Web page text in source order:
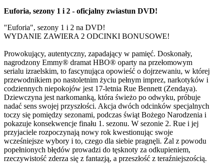
Euforia, sezony 1 i 2 - oficjalny zwiastun DVD!
"Euforia", sezony 1 i 2 na DVD!
WYDANIE ZAWIERA 2 ODCINKI BONUSOWE!
Prowokujący, autentyczny, zapadający w pamięć. Doskonały,
nagrodzony Emmy® dramat HBO® oparty na przełomowym
serialu izraelskim, to fascynująca opowieść o dojrzewaniu, w której
przewodnikiem po nastoletnim życiu pełnym imprez, narkotyków i
codziennych niepokojów jest 17-letnia Rue Bennett (Zendaya).
Dziewczyna jest narkomanką, która świeżo po odwyku, próbuje
nadać sens swojej przyszłości. Akcja dwóch odcinków specjalnych
toczy się pomiędzy sezonami, podczas świąt Bożego Narodzenia i
pokazuje konsekwencje finału 1. sezonu. W sezonie 2. Rue i jej
przyjaciele rozpoczynają nowy rok kwestionując swoje
wcześniejsze wybory i to, czego dla siebie pragnęli. Żal z powodu
popełnionych błędów prowadzi do tęsknoty za odkupieniem,
rzeczywistość zderza się z fantazją, a przeszłość z teraźniejszością.